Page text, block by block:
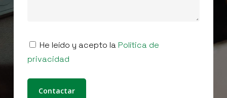
He leído y acepto la Política de
privacidad